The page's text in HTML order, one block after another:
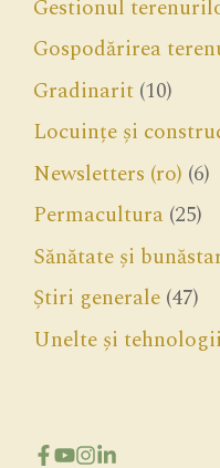
Gestionul
Gospodărirea
Gradinarit (10)
Locuințe și
Newsletters (ro) (6)
Permacultura (25)
Sănătate și
Știri generale (47)
Unelte și